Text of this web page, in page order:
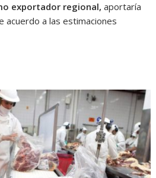
exportador regional, aportaría
acuerdo a las estimaciones